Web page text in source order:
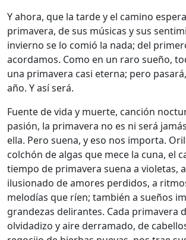
Y ahora, que la tarde y el camino
primavera, de sus músicas y sus
invierno se lo comió la nada; del
acordamos. Como en un raro sueño,
una primavera casi eterna; pero
año. Y así será.
Fuente de vida y muerte, canción
pasión, la primavera no es ni será
ella. Pero suena, y eso nos importa.
colchón de algas que mece la cuna, el
tiempo de primavera suena a violetas,
ilusionado de amores perdidos, a
melodías que ríen; también a sueños
grandezas delirantes. Cada primavera
olvidadizo y aire derramado, de